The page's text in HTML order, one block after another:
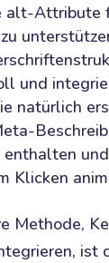
alt-Attribute
und
natürlich
enthalten
Klicken
Methode,
ist